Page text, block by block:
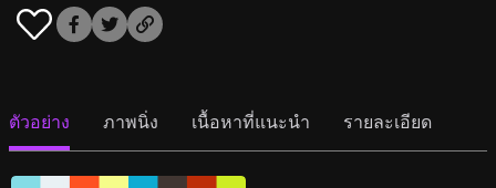
ตัวอย่าง ภาพนิ่ง เนื้อหาที่แนะนำ รายละเอียด